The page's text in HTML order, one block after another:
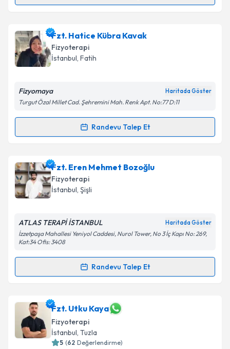
Fzt. Rojbin Kılıçiçin randevu takvimi talebi oluşturun.
Size bu uzmandan randevu almanız için bir takvim
hazırlandığında e-posta ile bilgilendireceğiz.
Kişisel verilerimin işlenmesine ilişkin
Metni'ni okudum ve kişisel verilerimin belirtilen
Takvim Talebini Gönder
Fzt. Hatice Kübra Kavak
Fizyoterapi
İstanbul, Fatih
Fizyomaya Haritada Göster
Turgut Özal Millet Cad. Şehremini Mah. Renk Apt. No:77 D:11
Randevu Talep Et
Randevu Takvimi Talebi
Fzt. Hatice Kübra Kavakiçin randevu takvimi talebi
oluşturun. Size bu uzmandan randevu almanız için bir
takvim hazırlandığında e-posta ile bilgilendireceğiz.
Kişisel verilerimin işlenmesine ilişkinAydınlatma
'ni okudum ve kişisel verilerimin belirtilen
kapsamda işlenmesini kabul ediyorum.
Takvim Talebini Gönder
Fzt. Eren Mehmet Bozoğlu
Fizyoterapi
İstanbul, Şişli
ATLAS TERAPİ İSTANBUL Haritada Göster
İzzetpaşa Mahallesi Yeniyol Caddesi, Nurol Tower, No 3 İç Kapı No: 269,
Kat:34 Ofis: 3408
Randevu Talep Et
Randevu Takvimi Talebi
Fzt. Eren Mehmet Bozoğlu
talebi oluşturun. Size bu uzmandan randevu almanız
için bir takvim hazırlandığında e-posta ile
bilgilendireceğiz.
Fzt. Utku Kaya
Fizyoterapi
İstanbul, Tuzla
5 (62 Değerlendirme)